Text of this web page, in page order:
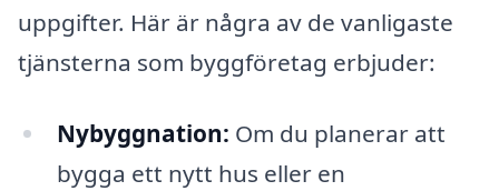
uppgifter. Här är några av de vanligaste
tjänsterna som byggföretag erbjuder:
Nybyggnation: Om du planerar att
bygga ett nytt hus eller en